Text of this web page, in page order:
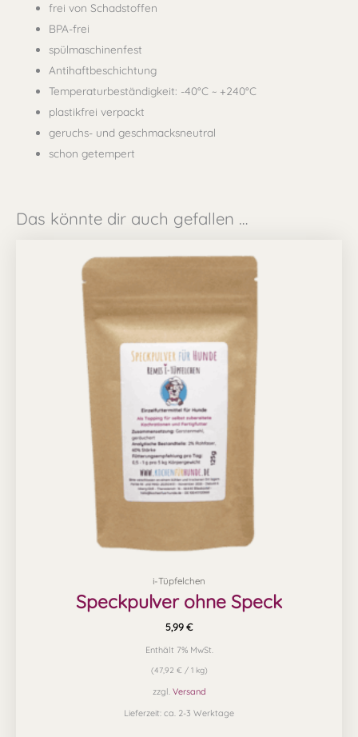
frei von Schadstoffen
BPA-frei
spülmaschinenfest
Antihaftbeschichtung
Temperaturbeständigkeit: -40°C ~ +240°C
plastikfrei verpackt
geruchs- und geschmacksneutral
schon getempert
Das könnte dir auch gefallen …
i-Tüpfelchen
Speckpulver ohne Speck
5,99 €
Enthält 7% MwSt.
(47,92 € / 1 kg)
zzgl. Versand
Lieferzeit: ca. 2-3 Werktage